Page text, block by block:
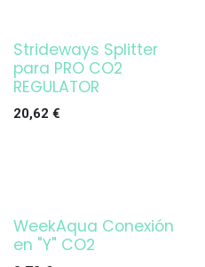
Strideways Splitter
para PRO CO2
REGULATOR
20,62 €
WeekAqua Conexión
en "Y" CO2